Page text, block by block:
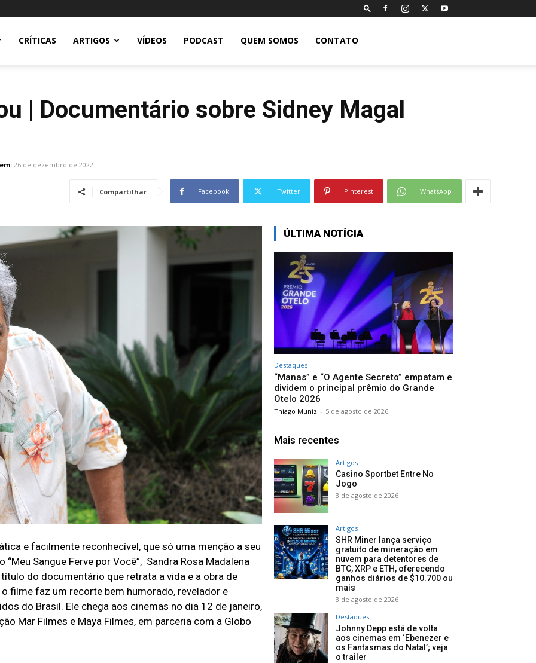
CRÍTICAS ARTIGOS VÍDEOS PODCAST QUEM SOMOS CONTATO
| Documentário sobre Sidney Magal
26 de dezembro de 2022
Compartilhar Facebook Twitter Pinterest WhatsApp
e facilmente reconhecível, que só uma menção a seu
Sangue Ferve por Você”, Sandra Rosa Madalena
do documentário que retrata a vida e a obra de
filme faz um recorte bem humorado, revelador e
do Brasil. Ele chega aos cinemas no dia 12 de janeiro,
Mar Filmes e Maya Filmes, em parceria com a Globo
ÚLTIMA NOTÍCIA
Destaques
“Manas” e “O Agente Secreto” empatam e
dividem o principal prêmio do Grande
Otelo 2026
Thiago Muniz - 5 de agosto de 2026
Mais recentes
Artigos
Casino Sportbet Entre No
Jogo
3 de agosto de 2026
Artigos
SHR Miner lança serviço
gratuito de mineração em
nuvem para detentores de
BTC, XRP e ETH, oferecendo
ganhos diários de $10.700 ou
mais
3 de agosto de 2026
Destaques
Johnny Depp está de volta
aos cinemas em ‘Ebenezer e
os Fantasmas do Natal’; veja
o trailer